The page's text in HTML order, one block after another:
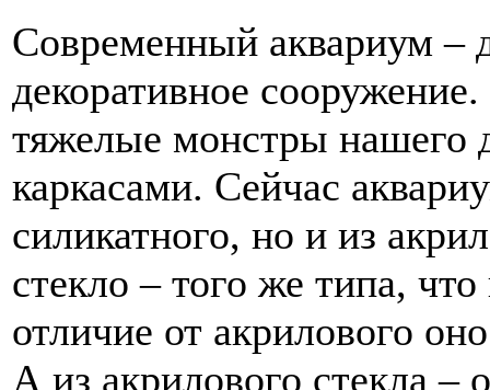
Современный аквариум –
декоративное
тяжелые монстры нашего
каркасами. Сейчас
силикатного, но и из
стекло – того же типа,
отличие от акрилового
А из акрилового стекла –